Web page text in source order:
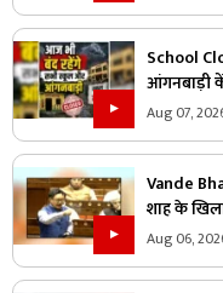
School
आंगनबाड़ी
Aug 07,
Vande
शाह के
जाएंगे
Aug 06,